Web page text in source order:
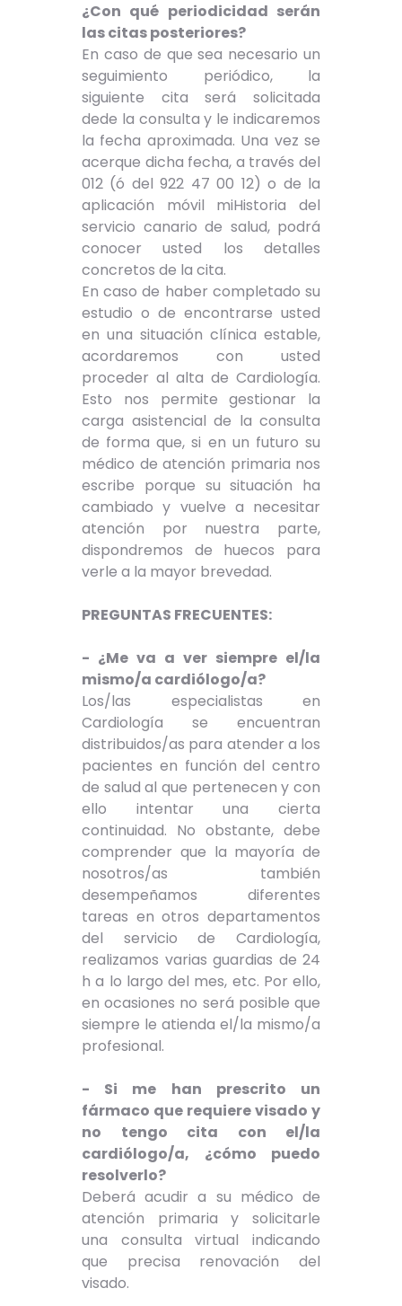
¿Con qué periodicidad serán
las citas posteriores?
En caso de que sea necesario un
seguimiento periódico, la
siguiente cita será solicitada
dede la consulta y le indicaremos
la fecha aproximada. Una vez se
acerque dicha fecha, a través del
012 (ó del 922 47 00 12) o de la
aplicación móvil miHistoria del
servicio canario de salud, podrá
conocer usted los detalles
concretos de la cita.
En caso de haber completado su
estudio o de encontrarse usted
en una situación clínica estable,
acordaremos con usted
proceder al alta de Cardiología.
Esto nos permite gestionar la
carga asistencial de la consulta
de forma que, si en un futuro su
médico de atención primaria nos
escribe porque su situación ha
cambiado y vuelve a necesitar
atención por nuestra parte,
dispondremos de huecos para
verle a la mayor brevedad.
PREGUNTAS FRECUENTES:
- ¿Me va a ver siempre el/la
mismo/a cardiólogo/a?
Los/las especialistas en
Cardiología se encuentran
distribuidos/as para atender a los
pacientes en función del centro
de salud al que pertenecen y con
ello intentar una cierta
continuidad. No obstante, debe
comprender que la mayoría de
nosotros/as también
desempeñamos diferentes
tareas en otros departamentos
del servicio de Cardiología,
realizamos varias guardias de 24
h a lo largo del mes, etc. Por ello,
en ocasiones no será posible que
siempre le atienda el/la mismo/a
profesional.
- Si me han prescrito un
fármaco que requiere visado y
no tengo cita con el/la
cardiólogo/a, ¿cómo puedo
resolverlo?
Deberá acudir a su médico de
atención primaria y solicitarle
una consulta virtual indicando
que precisa renovación del
visado.